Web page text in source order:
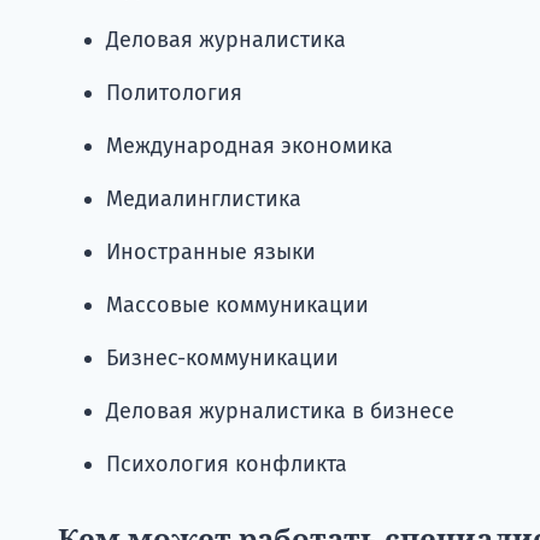
Деловая журналистика
Политология
Международная экономика
Медиалинглистика
Иностранные языки
Массовые коммуникации
Бизнес-коммуникации
Деловая журналистика в бизнесе
Психология конфликта